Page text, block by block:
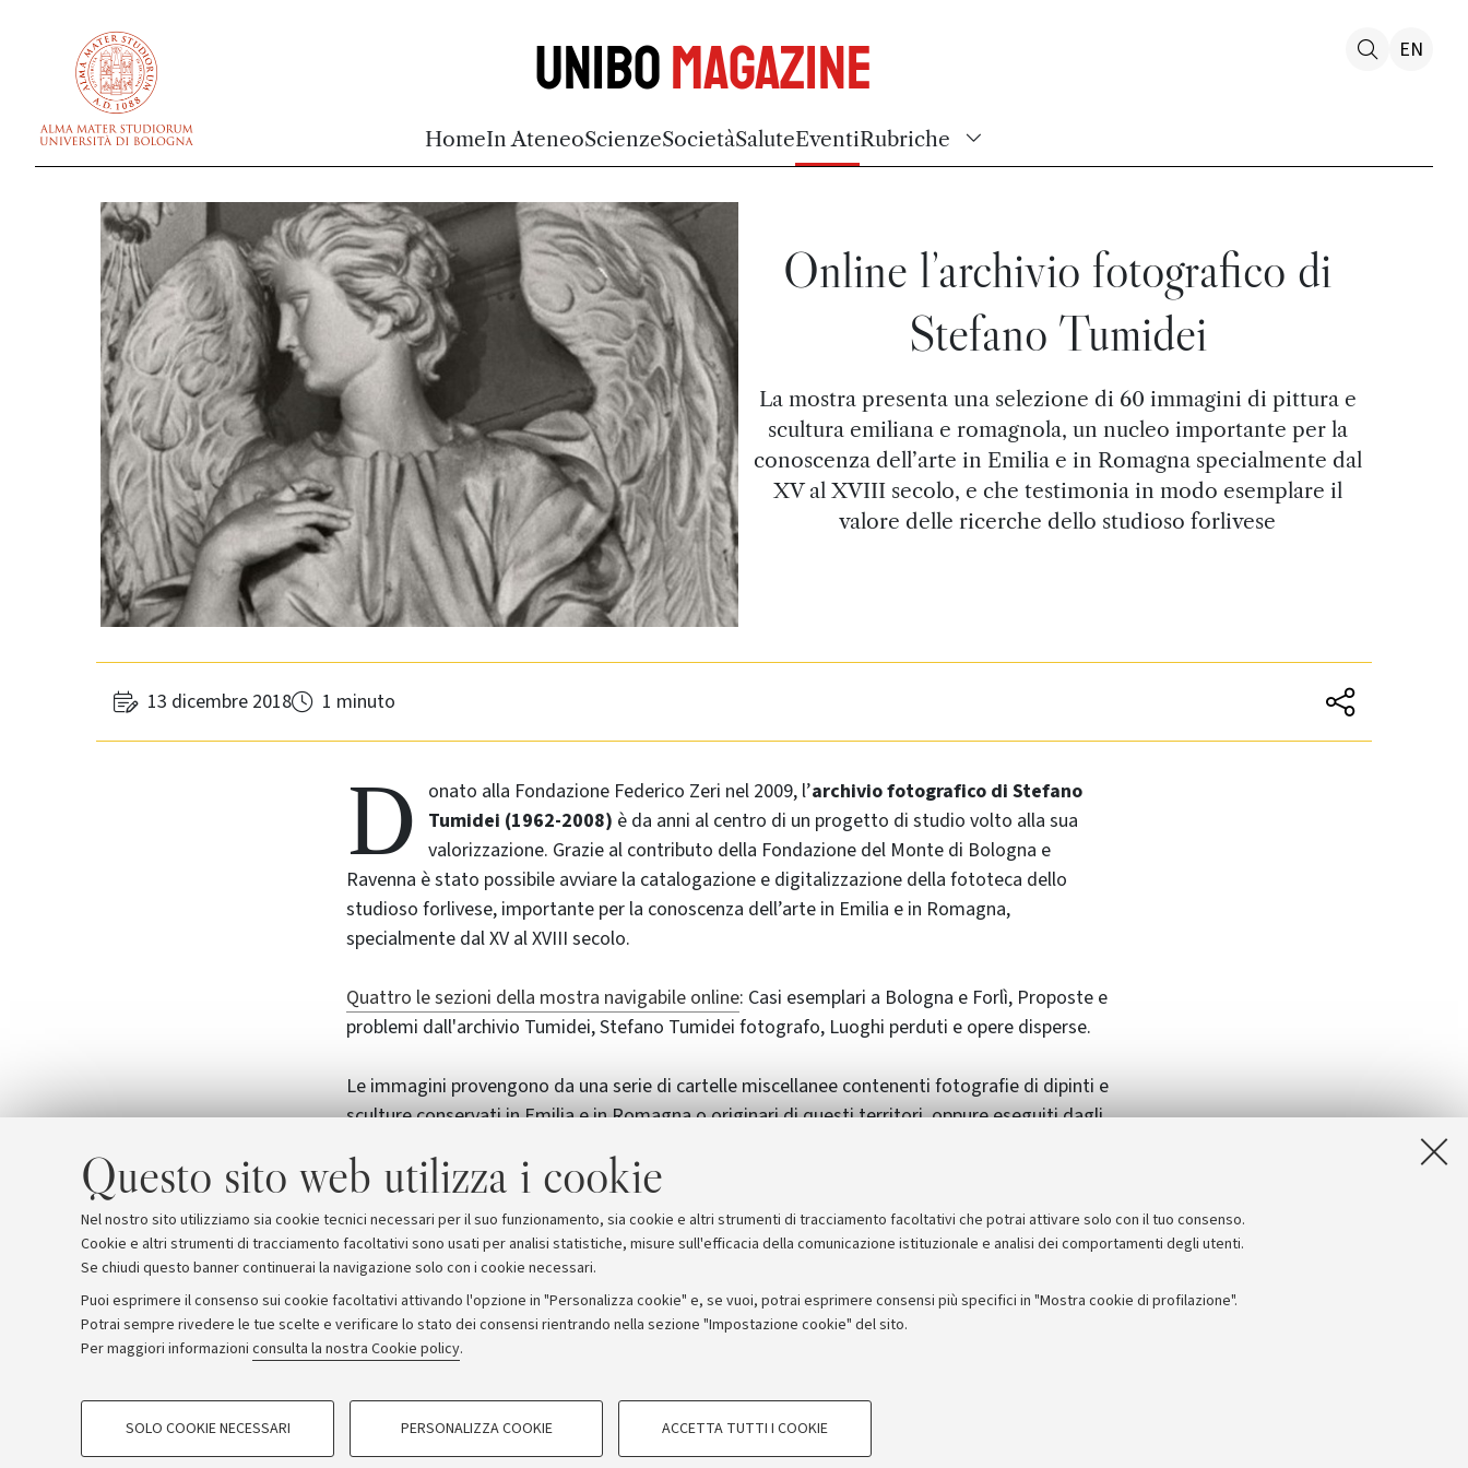
Questo sito web utilizza i cookie
Nel nostro sito utilizziamo sia cookie tecnici necessari per il suo funzionamento, sia cookie e altri strumenti di tracciamento facoltativi che potrai attivare solo con il tuo consenso.
Cookie e altri strumenti di tracciamento facoltativi sono usati per analisi statistiche, misure sull'efficacia della comunicazione istituzionale e analisi dei comportamenti degli utenti.
Se chiudi questo banner continuerai la navigazione solo con i cookie necessari.
Puoi esprimere il consenso sui cookie facoltativi attivando l'opzione in "Personalizza cookie" e, se vuoi, potrai esprimere consensi più specifici in "Mostra cookie di profilazione".
Potrai sempre rivedere le tue scelte e verificare lo stato dei consensi rientrando nella sezione "Impostazione cookie" del sito.
Per maggiori informazioni consulta la nostra Cookie policy.
COOKIE DI PROFILAZIONE - FACOLTATIVI COOKIE TECNICI - NECESSARI
SOLO COOKIE NECESSARI PERSONALIZZA COOKIE ACCETTA TUTTI I COOKIE
UniboMagazine
HomeIn AteneoScienzeSocietàSaluteEventiRubriche
EN
Online l’archivio fotografico di
Stefano Tumidei
La mostra presenta una selezione di 60 immagini di pittura e
scultura emiliana e romagnola, un nucleo importante per la
conoscenza dell’arte in Emilia e in Romagna specialmente dal
XV al XVIII secolo, e che testimonia in modo esemplare il
valore delle ricerche dello studioso forlivese
13 dicembre 2018 1 minuto
D onato alla Fondazione Federico Zeri nel 2009, l’archivio fotografico di Stefano
Tumidei (1962-2008) è da anni al centro di un progetto di studio volto alla sua
valorizzazione. Grazie al contributo della Fondazione del Monte di Bologna e
Ravenna è stato possibile avviare la catalogazione e digitalizzazione della fototeca dello
studioso forlivese, importante per la conoscenza dell’arte in Emilia e in Romagna,
specialmente dal XV al XVIII secolo.
Quattro le sezioni della mostra navigabile online: Casi esemplari a Bologna e Forlì, Proposte e
problemi dall'archivio Tumidei, Stefano Tumidei fotografo, Luoghi perduti e opere disperse.
Le immagini provengono da una serie di cartelle miscellanee contenenti fotografie di dipinti e
sculture conservati in Emilia e in Romagna o originari di questi territori, oppure eseguiti dagli
Zeri, poiché riguardano un’area geografica e centri di produzione di cui il grande studioso non
Archivio Comunicati stampa Redazione Rassegna stampa
© Copyright 2026 - ALMA MATER STUDIORUM - Università di Bologna - Via Zamboni, 33 - 40126 Bologna - PI: 01131710376 - CF: 80007010376
Privacy
Note legali Impostazioni Cookie